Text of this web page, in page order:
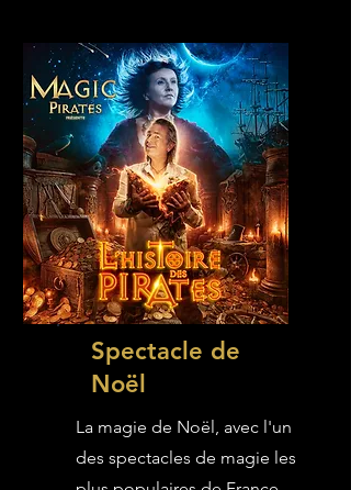
Spectacle de
Noël
La magie de Noël, avec l'un
des spectacles de magie les